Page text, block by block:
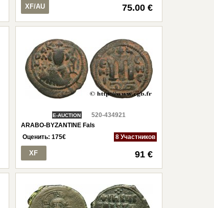
XF/AU 75.00 €
E-AUCTION
520-434921
ARABO-BYZANTINE Fals
Оценить:175€ 8 Участников
XF 91 €